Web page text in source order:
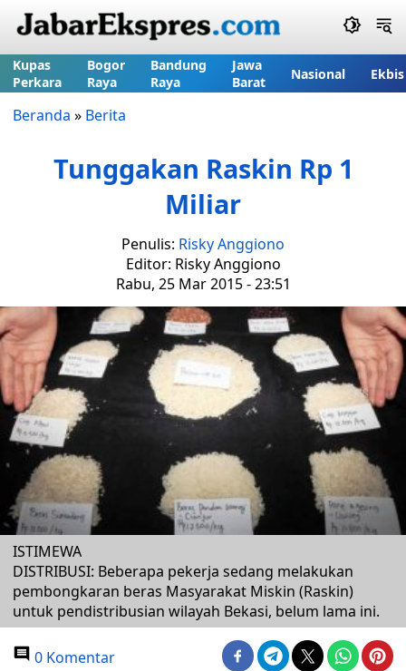
Kupas
Perkara
Bogor
Raya
Bandung
Raya
Jawa
Barat
Nasional Ekbis
Beranda » Berita
Tunggakan Raskin Rp 1
Miliar
Penulis: Risky Anggiono
Editor: Risky Anggiono
Rabu, 25 Mar 2015 - 23:51
ISTIMEWA
DISTRIBUSI: Beberapa pekerja sedang melakukan
pembongkaran beras Masyarakat Miskin (Raskin)
untuk pendistribusian wilayah Bekasi, belum lama ini.
0 Komentar